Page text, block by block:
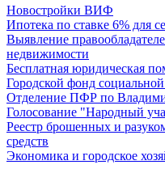
Новостройки ВИФ
Ипотека по ставке 6% для
Выявление
недвижимости
Бесплатная юридическая
Городской фонд
Отделение ПФР по
Голосование "Народный
Реестр брошенных и
средств
Экономика и городское